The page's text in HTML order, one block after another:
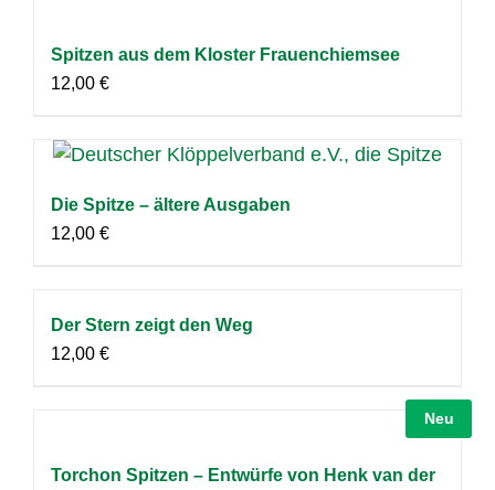
Spitzen aus dem Kloster Frauenchiemsee
12,00 €
Die Spitze – ältere Ausgaben
12,00 €
Der Stern zeigt den Weg
12,00 €
Neu
Torchon Spitzen – Entwürfe von Henk van der